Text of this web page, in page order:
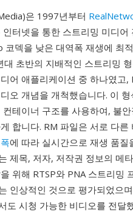
은 1997년부터
인터넷을 통한 스트리밍 미디
코덱을 낮은 대역폭 재생에 최
초반의 지배적인 스트리밍
어 애플리케이션 중 하나였
오 개념을 개척했습니다. 이
컨테이너 구조를 사용하여, 불
합니다. RM 파일은 서로 다
에 따라 실시간으로 재생 품
제목, 저자, 저작권 정보의 메
위해 RTSP와 PNA 스트리밍
인상적인 것으로 평가되었으
도 시청 가능한 비디오를 전달